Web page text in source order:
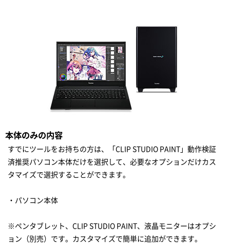
本体のみの内容
すでにツールをお持ちの方は、「CLIP STUDIO PAINT」動作検証
済推奨パソコン本体だけを選択して、必要なオプションだけカス
タマイズで選択することができます。
・パソコン本体
※ペンタブレット、CLIP STUDIO PAINT、液晶モニターはオプシ
ョン（別売）です。カスタマイズで簡単に追加ができます。